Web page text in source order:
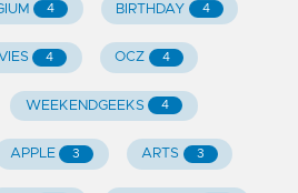
4 BIRTHDAY 4
4 OCZ 4
WEEKENDGEEKS 4
APPLE 3 ARTS 3